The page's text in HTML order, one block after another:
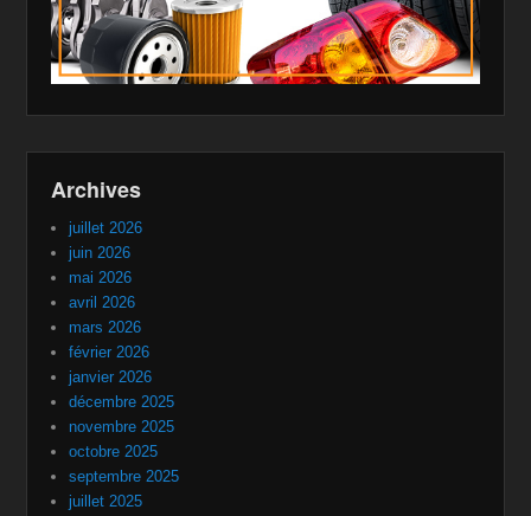
Archives
juillet 2026
juin 2026
mai 2026
avril 2026
mars 2026
février 2026
janvier 2026
décembre 2025
novembre 2025
octobre 2025
septembre 2025
juillet 2025